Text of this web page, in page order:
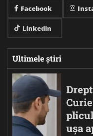
Facebook
Linkedin
Ultimele știri
ușa